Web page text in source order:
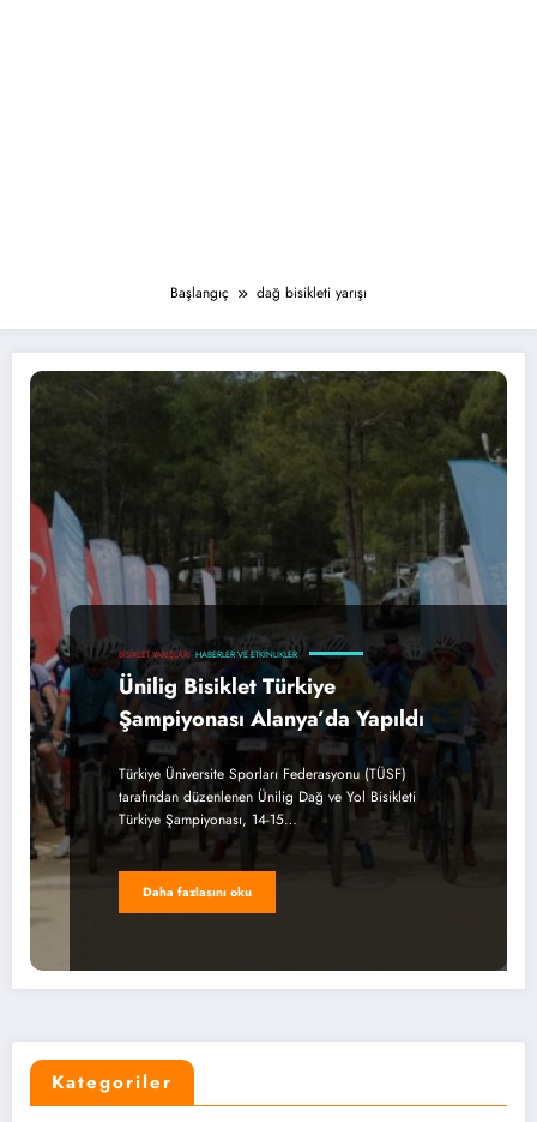
Başlangıç dağ bisikleti yarışı
BISIKLET YARIŞLARI HABERLER VE ETKINLIKLER
Ünilig Bisiklet Türkiye
Şampiyonası Alanya’da Yapıldı
Türkiye Üniversite Sporları Federasyonu (TÜSF)
tarafından düzenlenen Ünilig Dağ ve Yol Bisikleti
Türkiye Şampiyonası, 14-15…
Daha fazlasını oku
Kategoriler